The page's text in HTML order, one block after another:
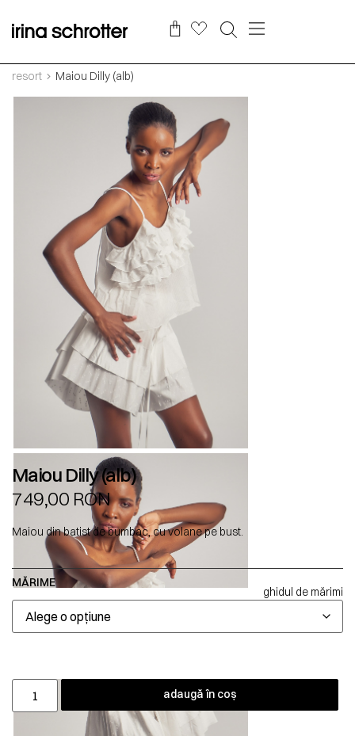
resort Maiou Dilly (alb)
Maiou Dilly (alb)
749,00 RON
Maiou din batist de bumbac, cu volane pe bust.
MĂRIME
ghidul de mărimi
adaugă în coș